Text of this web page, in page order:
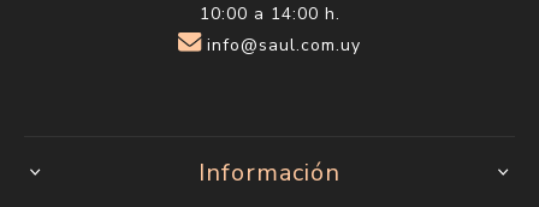
10:00 a 14:00 h.
info@saul.com.uy
Información